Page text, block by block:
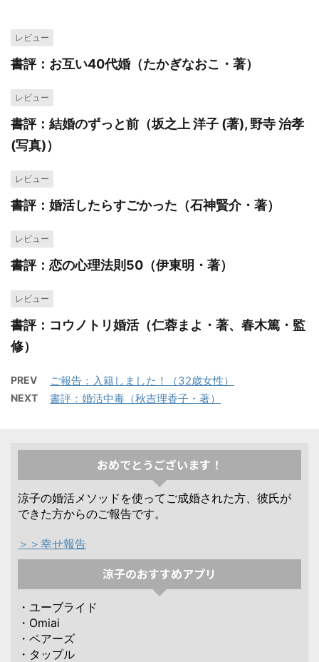
レビュー
書評：お互い40代婚（たかぎなおこ・著）
レビュー
書評：結婚のずっと前（坂之上 洋子 (著), 野寺 治孝
(写真)）
レビュー
書評：婚活したらすごかった（石神賢介・著）
レビュー
書評：恋の心理法則50（伊東明・著）
レビュー
書評：コウノトリ婚活（仁蓉まよ・著、春木篤・監
修）
PREV ご報告：入籍しました！（32歳女性）
NEXT 書評：婚活中毒（秋吉理香子・著）
おめでとうございます！
涼子の婚活メソッドを使ってご成婚された方、彼氏が
できた方からのご報告です。
＞＞幸せ報告
涼子のおすすめアプリ
・ユーブライド
・Omiai
・ペアーズ
・タップル